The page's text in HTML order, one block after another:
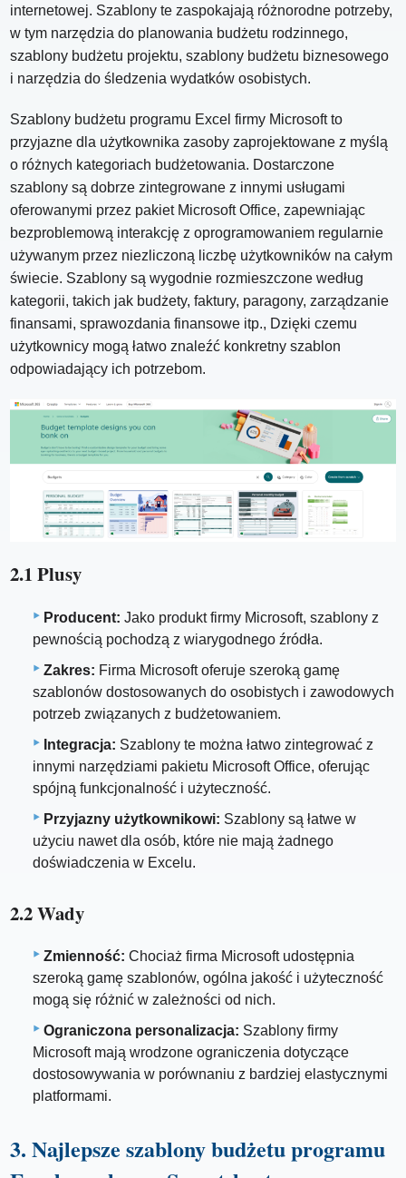
internetowej. Szablony te zaspokajają różnorodne potrzeby,
w tym narzędzia do planowania budżetu rodzinnego,
szablony budżetu projektu, szablony budżetu biznesowego
i narzędzia do śledzenia wydatków osobistych.
Szablony budżetu programu Excel firmy Microsoft to
przyjazne dla użytkownika zasoby zaprojektowane z myślą
o różnych kategoriach budżetowania. Dostarczone
szablony są dobrze zintegrowane z innymi usługami
oferowanymi przez pakiet Microsoft Office, zapewniając
bezproblemową interakcję z oprogramowaniem regularnie
używanym przez niezliczoną liczbę użytkowników na całym
świecie. Szablony są wygodnie rozmieszczone według
kategorii, takich jak budżety, faktury, paragony, zarządzanie
finansami, sprawozdania finansowe itp., Dzięki czemu
użytkownicy mogą łatwo znaleźć konkretny szablon
odpowiadający ich potrzebom.
2.1 Plusy
Producent: Jako produkt firmy Microsoft, szablony z
pewnością pochodzą z wiarygodnego źródła.
Zakres: Firma Microsoft oferuje szeroką gamę
szablonów dostosowanych do osobistych i zawodowych
potrzeb związanych z budżetowaniem.
Integracja: Szablony te można łatwo zintegrować z
innymi narzędziami pakietu Microsoft Office, oferując
spójną funkcjonalność i użyteczność.
Przyjazny użytkownikowi: Szablony są łatwe w
użyciu nawet dla osób, które nie mają żadnego
doświadczenia w Excelu.
2.2 Wady
Zmienność: Chociaż firma Microsoft udostępnia
szeroką gamę szablonów, ogólna jakość i użyteczność
mogą się różnić w zależności od nich.
Ograniczona personalizacja: Szablony firmy
Microsoft mają wrodzone ograniczenia dotyczące
dostosowywania w porównaniu z bardziej elastycznymi
platformami.
3. Najlepsze szablony budżetu programu